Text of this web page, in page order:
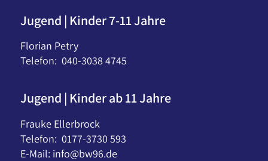
Jugend | Kinder 7-11 Jahre
Florian Petry
Telefon: 040-3038 4745
Jugend | Kinder ab 11 Jahre
Frauke Ellerbrock
Telefon: 0177-3730 593
E-Mail: info@bw96.de